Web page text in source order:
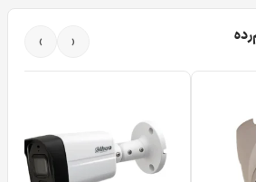
ظریف است. شاید متوجه شدید که با
در سری کوپر داهوا هم یک سری آپشن
ها دیگر به عنوان ویژگی اصلی مانند سری Light به کار گرفته می
‹
›